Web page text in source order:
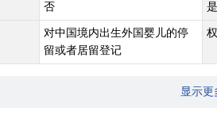
否
对中国境内出生外国婴儿的停
留或者居留登记
显示更